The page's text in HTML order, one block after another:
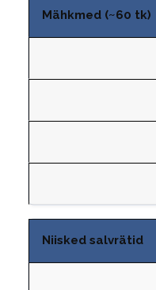
Mähkmed (~60 tk)
Niisked salvrätid